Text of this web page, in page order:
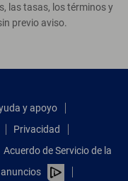
las tasas, los términos y
previo aviso.
y apoyo
Privacidad
Acuerdo de Servicio de la